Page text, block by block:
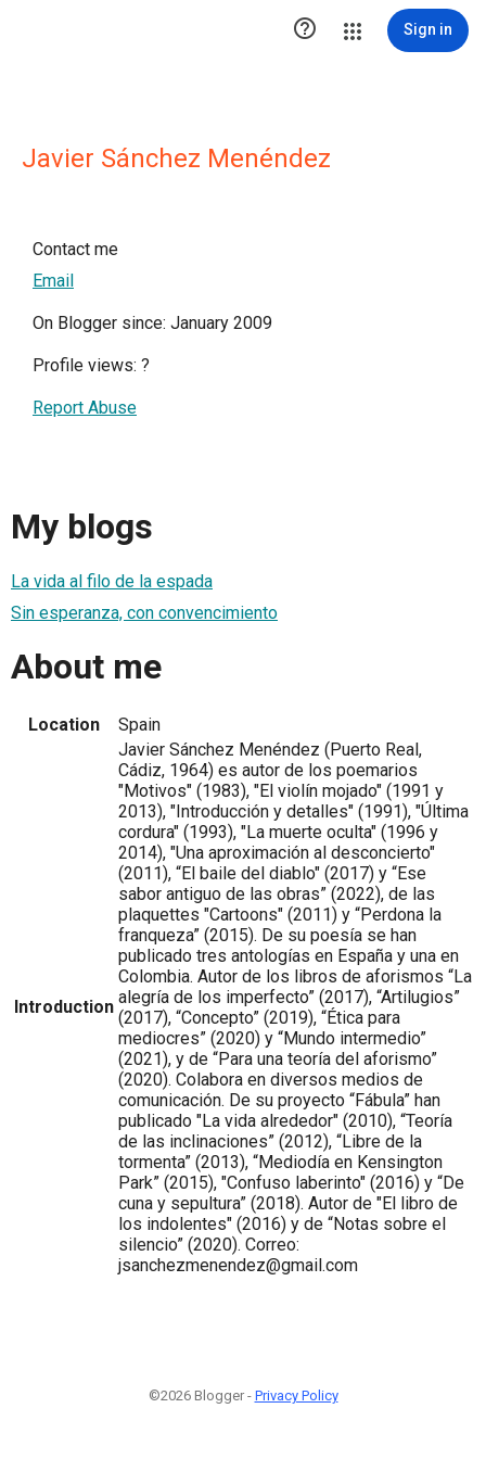
 Sign in
Javier Sánchez Menéndez
Contact me
Email
On Blogger since: January 2009
Profile views: ?
Report Abuse
My blogs
La vida al filo de la espada
Sin esperanza, con convencimiento
About me
Location Spain
Introduction
Javier Sánchez Menéndez (Puerto Real,
Cádiz, 1964) es autor de los poemarios
"Motivos" (1983), "El violín mojado" (1991 y
2013), "Introducción y detalles" (1991), "Última
cordura" (1993), "La muerte oculta" (1996 y
2014), "Una aproximación al desconcierto"
(2011), “El baile del diablo" (2017) y “Ese
sabor antiguo de las obras” (2022), de las
plaquettes "Cartoons" (2011) y “Perdona la
franqueza” (2015). De su poesía se han
publicado tres antologías en España y una en
Colombia. Autor de los libros de aforismos “La
alegría de los imperfecto” (2017), “Artilugios”
(2017), “Concepto” (2019), “Ética para
mediocres” (2020) y “Mundo intermedio”
(2021), y de “Para una teoría del aforismo”
(2020). Colabora en diversos medios de
comunicación. De su proyecto “Fábula” han
publicado "La vida alrededor" (2010), “Teoría
de las inclinaciones” (2012), “Libre de la
tormenta” (2013), “Mediodía en Kensington
Park” (2015), "Confuso laberinto" (2016) y “De
cuna y sepultura” (2018). Autor de "El libro de
los indolentes" (2016) y de “Notas sobre el
silencio” (2020). Correo:
jsanchezmenendez@gmail.com
©2026 Blogger - Privacy Policy